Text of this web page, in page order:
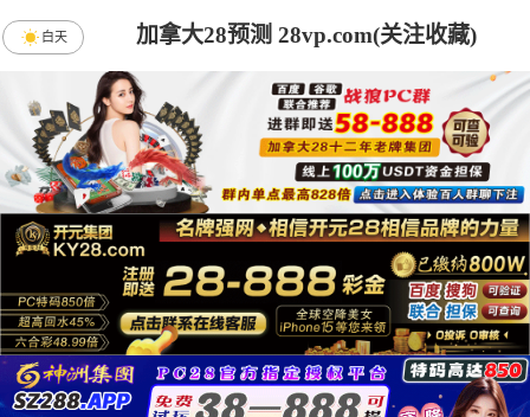
加拿大28预测 28vp.com(关注收藏)
白天